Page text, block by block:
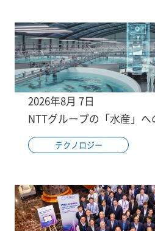
2026年8月 7日
NTTグループの「水産」へ
テクノロジー